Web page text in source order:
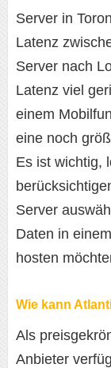
Server in
Latenz
Server nach
Latenz viel
einem
eine noch
Es ist wichtig,
Server
Daten in
hosten
Wie kann
Als
Anbieter